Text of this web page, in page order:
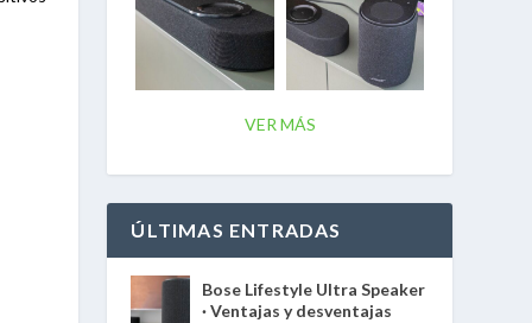
VER MÁS
ÚLTIMAS ENTRADAS
Bose Lifestyle Ultra Speaker
· Ventajas y desventajas